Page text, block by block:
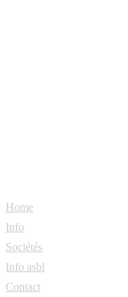
Home
Info
Sociétés
Info asbl
Contact